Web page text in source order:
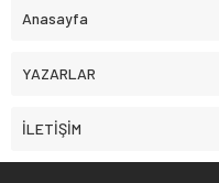
Anasayfa
YAZARLAR
İLETİŞİM